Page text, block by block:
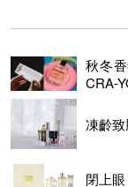
秋冬
CRA-
凍齡
閉上